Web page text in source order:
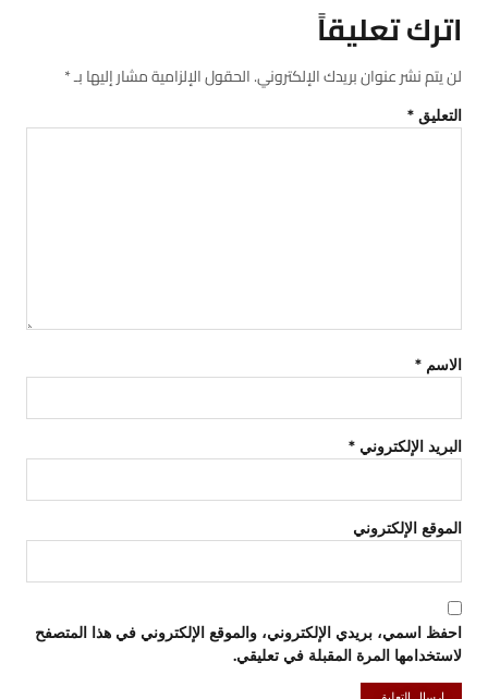
اترك تعليقاً
لن يتم نشر عنوان بريدك الإلكتروني.الحقول الإلزامية مشار إليها بـ*
التعليق *
الاسم *
البريد الإلكتروني *
الموقع الإلكتروني
احفظ اسمي، بريدي الإلكتروني، والموقع الإلكتروني في هذا المتصفح
لاستخدامها المرة المقبلة في تعليقي.